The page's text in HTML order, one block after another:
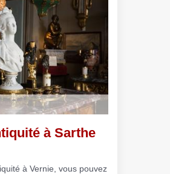
à Sarthe
à Vernie, vous pouvez